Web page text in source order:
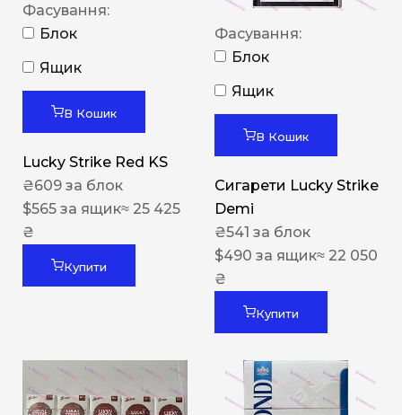
Фасування:
Блок
Ящик
В Кошик
Lucky Strike Red KS
₴609 за блок
$565 за ящик≈ 25 425
₴
Купити
Фасування:
Блок
Ящик
В Кошик
Сигарети Lucky Strike
Demi
₴541 за блок
$490 за ящик≈ 22 050
₴
Купити